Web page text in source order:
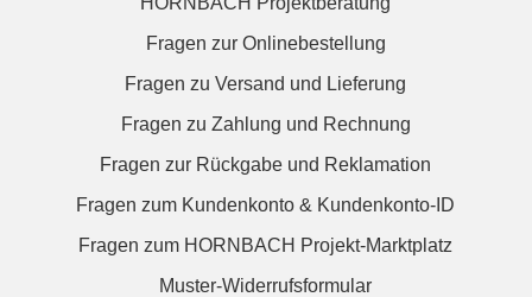
Fragen zur Onlinebestellung
Fragen zu Versand und Lieferung
Fragen zu Zahlung und Rechnung
Fragen zur Rückgabe und Reklamation
Fragen zum Kundenkonto & Kundenkonto-ID
Fragen zum HORNBACH Projekt-Marktplatz
Muster-Widerrufsformular